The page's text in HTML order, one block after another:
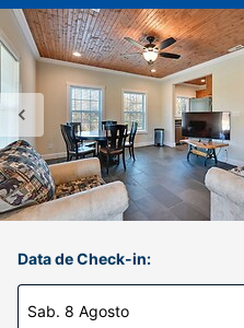
Data de Check-in:
Sab. 8 Agosto